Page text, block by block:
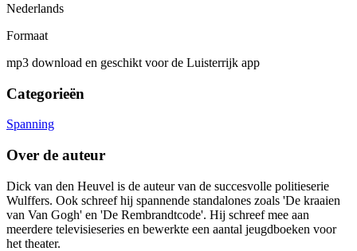
Nederlands
Formaat
mp3 download en geschikt voor de Luisterrijk app
Categorieën
Spanning
Over de auteur
Dick van den Heuvel is de auteur van de succesvolle politieserie
Wulffers. Ook schreef hij spannende standalones zoals 'De kraaien
van Van Gogh' en 'De Rembrandtcode'. Hij schreef mee aan
meerdere televisieseries en bewerkte een aantal jeugdboeken voor
het theater.